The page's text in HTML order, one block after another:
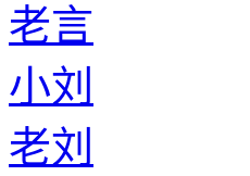
老言
小刘
老刘